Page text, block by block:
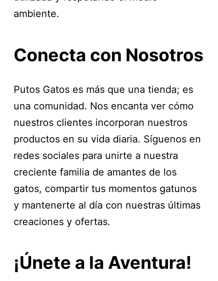
ambiente.
Conecta con Nosotros
Putos Gatos es más que una tienda; es
una comunidad. Nos encanta ver cómo
nuestros clientes incorporan nuestros
productos en su vida diaria. Síguenos en
redes sociales para unirte a nuestra
creciente familia de amantes de los
gatos, compartir tus momentos gatunos
y mantenerte al día con nuestras últimas
creaciones y ofertas.
¡Únete a la Aventura!